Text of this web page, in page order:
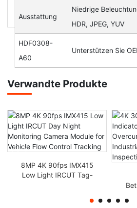
Ausstattung
Niedrige
HDR, JPEG, YUV
HDF0308-
A60
Unterstützen Sie
Verwandte Produkte
8MP 4K 90fps IMX415
Low Light IRCUT Tag-